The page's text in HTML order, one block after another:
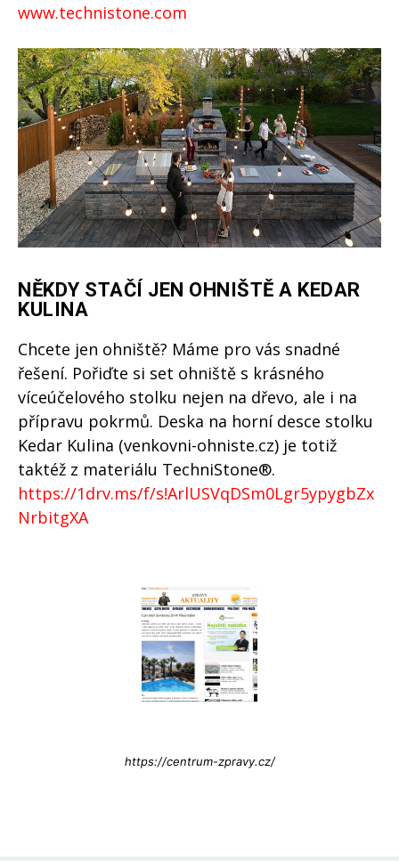
www.technistone.com
NĚKDY STAČÍ JEN OHNIŠTĚ A KEDAR
KULINA
Chcete jen ohniště? Máme pro vás snadné
řešení. Pořiďte si set ohniště s krásného
víceúčelového stolku nejen na dřevo, ale i na
přípravu pokrmů. Deska na horní desce stolku
Kedar Kulina (venkovni-ohniste.cz) je totiž
taktéž z materiálu TechniStone®.
https://1drv.ms/f/s!ArlUSVqDSm0Lgr5ypygbZx
NrbitgXA
https://centrum-zpravy.cz/